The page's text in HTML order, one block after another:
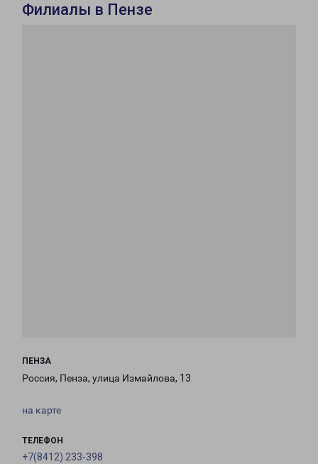
Филиалы в Пензе
ПЕНЗА
Россия, Пенза, улица Измайлова, 13
на карте
ТЕЛЕФОН
+7(8412) 233-398